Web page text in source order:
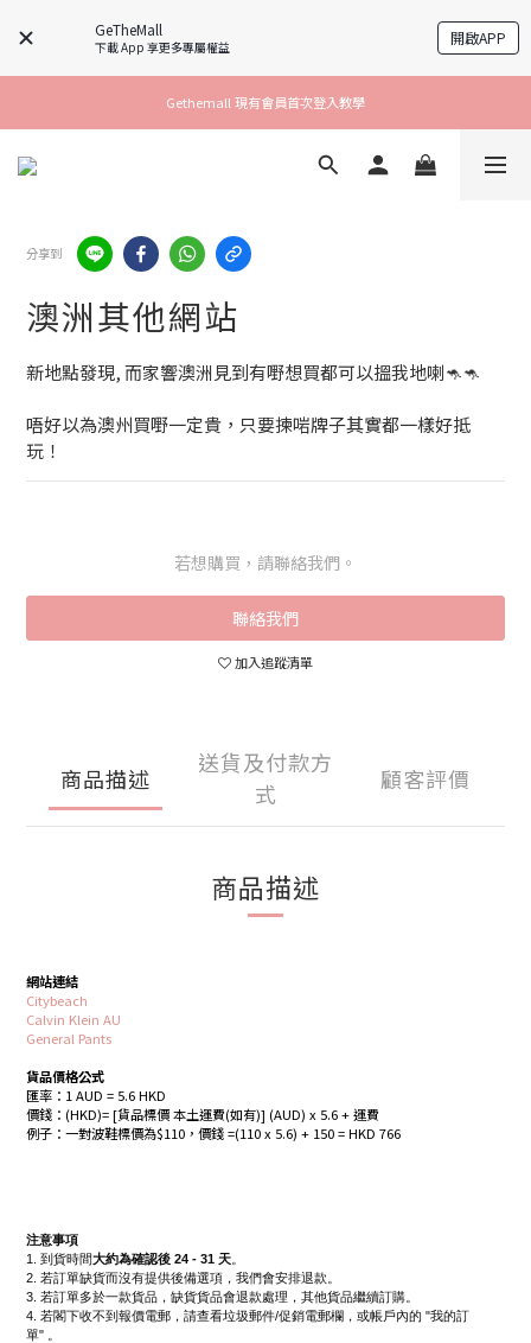
GeTheMall
下載 App 享更多專屬權益 開啟APP
Gethemall 現有會員首次登入教學
分享到
澳洲其他網站
新地點發現, 而家響澳洲見到有嘢想買都可以搵我地喇🦘🦘
唔好以為澳州買嘢一定貴，只要揀啱牌子其實都一樣好抵
玩！
若想購買，請聯絡我們。
聯絡我們
加入追蹤清單
商品描述
送貨及付款方
式
顧客評價
商品描述
網站連結
Citybeach
Calvin Klein AU
General Pants
貨品價格公式
匯率：1 AUD = 5.6 HKD
價錢：(HKD)= [貨品標價 本土運費(如有)] (AUD) x 5.6 + 運費
例子：一對波鞋標價為$110，價錢 =(110 x 5.6) + 150 = HKD 766
注意事項
1. 到貨時間大約為確認後 24 - 31 天
2. 若訂單缺貨而沒有提供後備選項，我們會安排退款。
3. 若訂單多於一款貨品，缺貨貨品會退款處理，其他貨品繼續訂購。
4. 若閣下收不到報價電郵，請查看垃圾郵件/促銷電郵欄，或帳戶內的 "我的訂
單" 。